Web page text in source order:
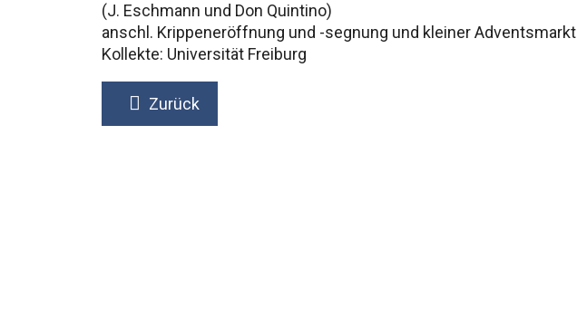
(J. Eschmann und Don Quintino)
anschl. Krippeneröffnung und -segnung und kleiner Adventsmarkt
Kollekte: Universität Freiburg
Zurück